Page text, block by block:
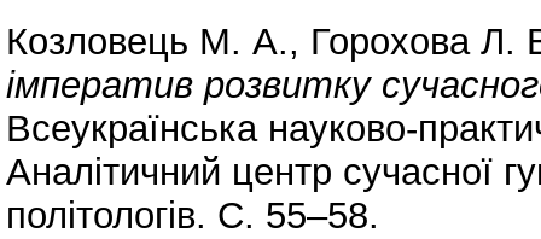
Козловець М. А., Горохова Л.
імператив розвитку
Всеукраїнська науково-
Аналітичний центр сучасної
політологів. С. 55–58.